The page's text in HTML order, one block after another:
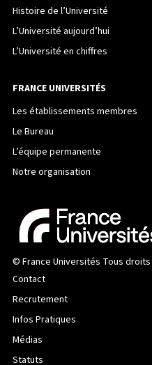
Histoire de l’Université
L’Université aujourd’hui
L’Université en chiffres
FRANCE UNIVERSITÉS
Les établissements membres
Le Bureau
L’équipe permanente
Notre organisation
© France Universités Tous
Contact
Recrutement
Infos Pratiques
Médias
Statuts